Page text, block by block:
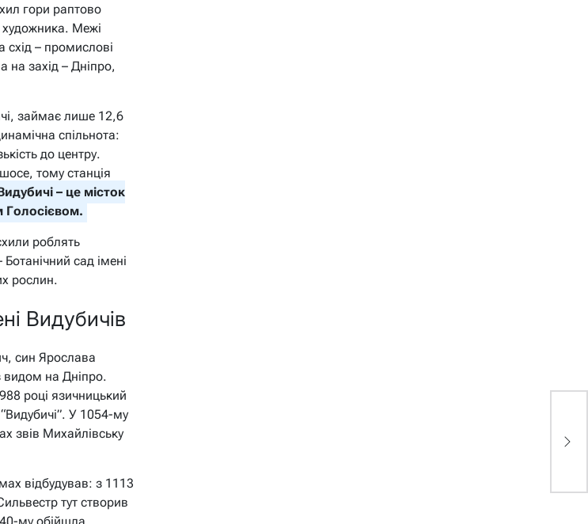
гори раптово
Межі
схід – промислові
на захід – Дніпро,
займає лише 12,6
спільнота:
до центру.
тому станція
– це місток
Голосієвом.
роблять
сад імені
рослин.
Видубичів
син Ярослава
видом на Дніпро.
році язичницький
У 1054-му
звів Михайлівську
відбудував: з 1113
тут створив